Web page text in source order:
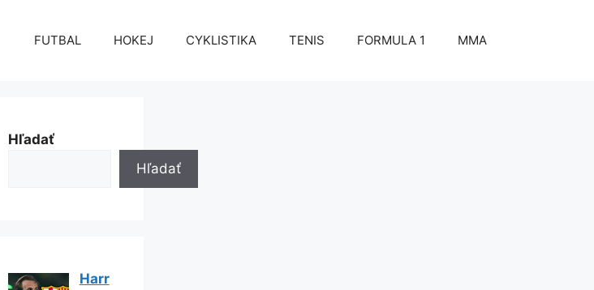
FUTBAL HOKEJ CYKLISTIKA TENIS FORMULA 1 MMA
Hľadať
Hľadať
Harr